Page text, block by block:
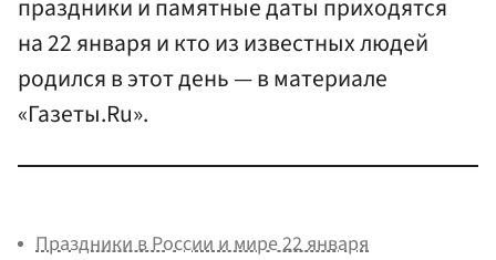
праздники и памятные даты приходятся
на 22 января и кто из известных людей
родился в этот день — в материале
«Газеты.Ru».
Праздники в России и мире 22 января